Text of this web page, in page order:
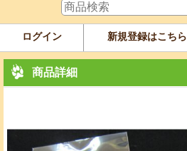
ログイン 新規登録はこちら
商品詳細